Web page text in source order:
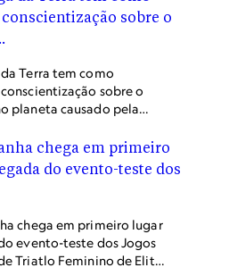
Terra tem como
sobre o
planeta causado pela
chega em primeiro lugar
evento-teste dos Jogos
Triatlo Feminino de Elite